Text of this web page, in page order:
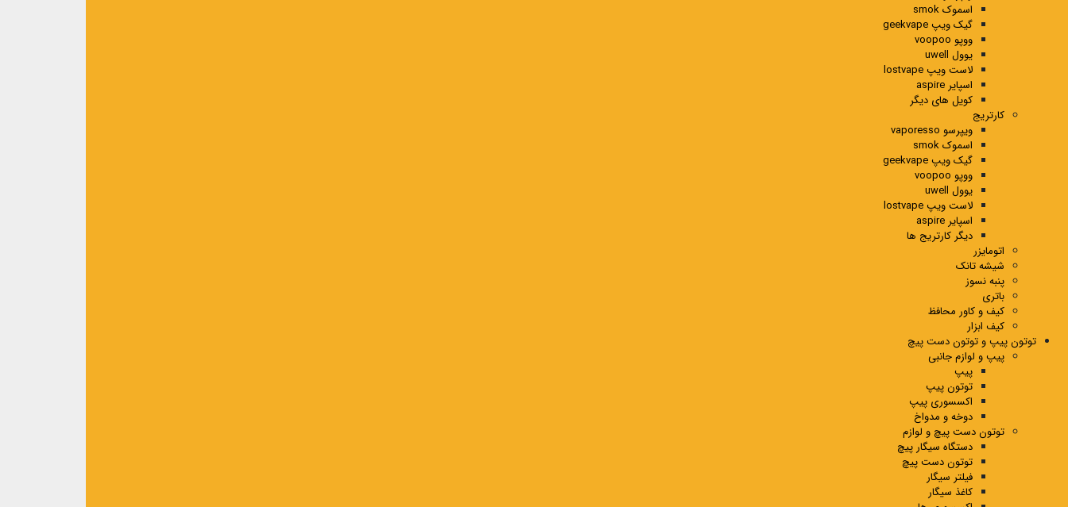
اسموک smok
گیک ویپ geekvape
ووپو voopoo
یوول uwell
لاست ویپ lostvape
اسپایر aspire
کویل های دیگر
کارتریج
ویپرسو vaporesso
اسموک smok
گیک ویپ geekvape
ووپو voopoo
یوول uwell
لاست ویپ lostvape
اسپایر aspire
دیگر کارتریج ها
اتومایزر
شیشه تانک
پنبه نسوز
باتری
کیف و کاور محافظ
کیف ابزار
توتون پیپ و توتون دست پیچ
پیپ و لوازم جانبی
پیپ
توتون پیپ
اکسسوری پیپ
دوخه و مدواخ
توتون دست پیچ و لوازم
دستگاه سیگار پیچ
توتون دست پیچ
فیلتر سیگار
کاغذ سیگار